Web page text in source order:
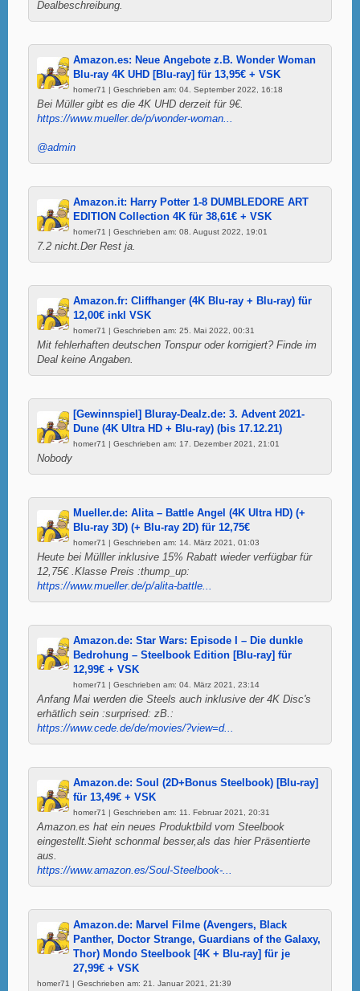
Dealbeschreibung.
Amazon.es: Neue Angebote z.B. Wonder Woman
Blu-ray 4K UHD [Blu-ray] für 13,95€ + VSK
homer71 | Geschrieben am: 04. September 2022, 16:18
Bei Müller gibt es die 4K UHD derzeit für 9€.
https://www.mueller.de/p/wonder-woman...
@admin
Amazon.it: Harry Potter 1-8 DUMBLEDORE ART
EDITION Collection 4K für 38,61€ + VSK
homer71 | Geschrieben am: 08. August 2022, 19:01
7.2 nicht.Der Rest ja.
Amazon.fr: Cliffhanger (4K Blu-ray + Blu-ray) für
12,00€ inkl VSK
homer71 | Geschrieben am: 25. Mai 2022, 00:31
Mit fehlerhaften deutschen Tonspur oder korrigiert? Finde im
Deal keine Angaben.
[Gewinnspiel] Bluray-Dealz.de: 3. Advent 2021-
Dune (4K Ultra HD + Blu-ray) (bis 17.12.21)
homer71 | Geschrieben am: 17. Dezember 2021, 21:01
Nobody
Mueller.de: Alita – Battle Angel (4K Ultra HD) (+
Blu-ray 3D) (+ Blu-ray 2D) für 12,75€
homer71 | Geschrieben am: 14. März 2021, 01:03
Heute bei Mülller inklusive 15% Rabatt wieder verfügbar für
12,75€ .Klasse Preis :thump_up:
https://www.mueller.de/p/alita-battle...
Amazon.de: Star Wars: Episode I – Die dunkle
Bedrohung – Steelbook Edition [Blu-ray] für
12,99€ + VSK
homer71 | Geschrieben am: 04. März 2021, 23:14
Anfang Mai werden die Steels auch inklusive der 4K Disc's
erhätlich sein :surprised: zB.:
https://www.cede.de/de/movies/?view=d...
Amazon.de: Soul (2D+Bonus Steelbook) [Blu-ray]
für 13,49€ + VSK
homer71 | Geschrieben am: 11. Februar 2021, 20:31
Amazon.es hat ein neues Produktbild vom Steelbook
eingestellt.Sieht schonmal besser,als das hier Präsentierte
aus.
https://www.amazon.es/Soul-Steelbook-...
Amazon.de: Marvel Filme (Avengers, Black
Panther, Doctor Strange, Guardians of the Galaxy,
Thor) Mondo Steelbook [4K + Blu-ray] für je
27,99€ + VSK
homer71 | Geschrieben am: 21. Januar 2021, 21:39